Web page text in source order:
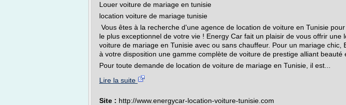
Louer voiture de mariage en tunisie
location voiture de mariage tunisie
Vous êtes à la recherche d'une agence de location de voiture en Tunisie
le plus exceptionnel de votre vie ! Energy Car fait un plaisir de vous offrir une
voiture de mariage en Tunisie avec ou sans chauffeur. Pour un mariage chic,
à votre disposition une gamme complète de voiture de prestige alliant beauté
Pour toute demande de location de voiture de mariage en Tunisie, il est...
Lire la suite
Site : http://www.energycar-location-voiture-tunisie.com